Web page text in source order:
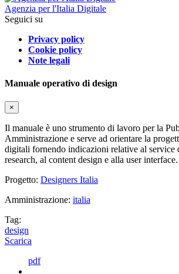
Agenzia per l'Italia Digitale
Seguici su
Privacy policy
Cookie policy
Note legali
Manuale operativo di design
×
Il manuale è uno strumento di lavoro per la
Amministrazione e serve ad orientare la
digitali fornendo indicazioni relative al service
research, al content design e alla user interface.
Progetto: Designers Italia
Amministrazione: italia
Tag:
design
Scarica
pdf